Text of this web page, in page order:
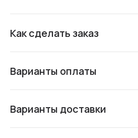
Как сделать заказ
Варианты оплаты
Варианты доставки